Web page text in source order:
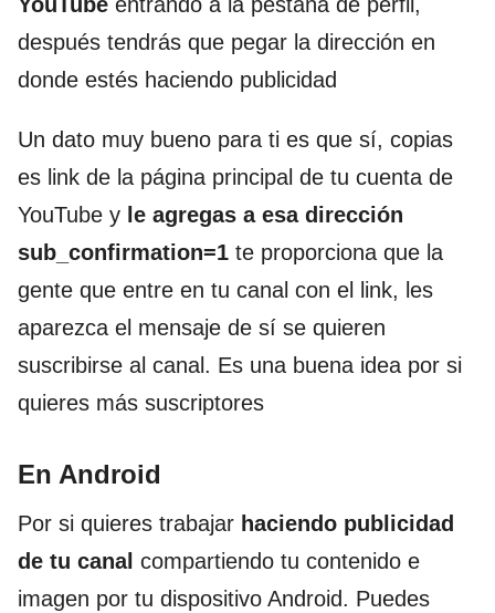
después tendrás que pegar la dirección en
donde estés haciendo publicidad
Un dato muy bueno para ti es que sí, copias
es link de la página principal de tu cuenta de
YouTube y le agregas a esa dirección
sub_confirmation=1 te proporciona que la
gente que entre en tu canal con el link, les
aparezca el mensaje de sí se quieren
suscribirse al canal. Es una buena idea por si
quieres más suscriptores
En Android
Por si quieres trabajar haciendo publicidad
de tu canal compartiendo tu contenido e
imagen por tu dispositivo Android. Puedes